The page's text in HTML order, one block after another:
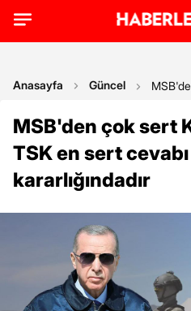
Anasayfa Güncel
MSB'den çok sert
TSK en sert
kararlığındadır